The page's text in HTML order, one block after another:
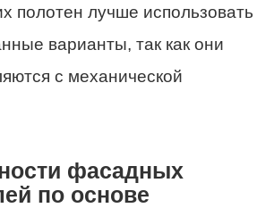
полотен лучше использовать
варианты, так как они
с механической
фасадных
по основе